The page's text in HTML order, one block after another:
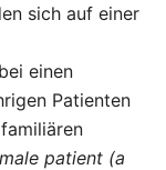
sich auf einer
einen
Patienten
patient (a